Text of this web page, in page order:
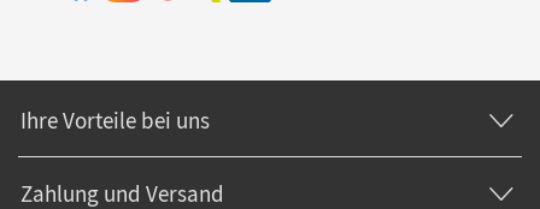
Ihre Vorteile bei uns
Zahlung und Versand